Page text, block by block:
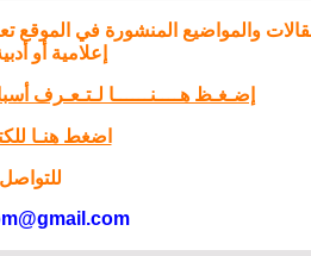
والمواضيع المنشورة في
إعلامية أو
إضـغـظ هــــنــــــا لـتـعـرف
اضغط هنـا